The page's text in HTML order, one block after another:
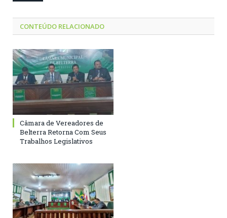
CONTEÚDO RELACIONADO
Câmara de Vereadores de
Belterra Retorna Com Seus
Trabalhos Legislativos